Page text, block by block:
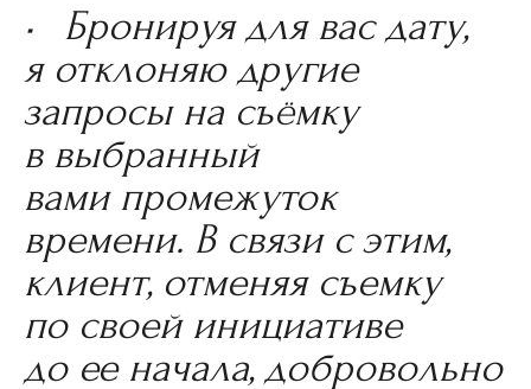
• Бронируя для вас дату,
я отклоняю другие
запросы на съёмку
в выбранный
вами промежуток
времени. В связи с этим,
клиент, отменяя съемку
по своей инициативе
до ее начала, добровольно